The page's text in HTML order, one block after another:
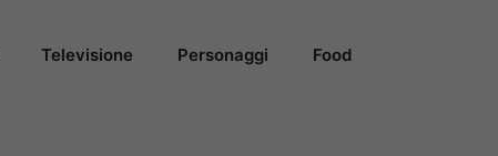
Televisione Personaggi Food